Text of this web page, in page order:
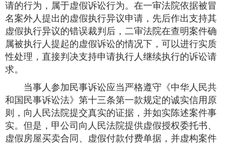
请的行为，属于虚假诉讼行为。在一审法院依据被冒
名案外人提出的虚假执行异议申请，先后作出支持其
虚假执行异议的错误裁判后，二审法院在查明案件确
属被执行人提起的虚假诉讼的情况下，可以进行实质
性处理，直接判决支持申请执行人继续执行的诉讼请
求。
当事人参加民事诉讼应当严格遵守《中华人民共
和国民事诉讼法》第十三条第一款规定的诚实信用原
则，向人民法院提交真实的证据，并如实陈述案件事
实。但是，甲公司向人民法院提供虚假授权委托书、
虚假房屋买卖合同、虚假付款付费单据，并虚构案件